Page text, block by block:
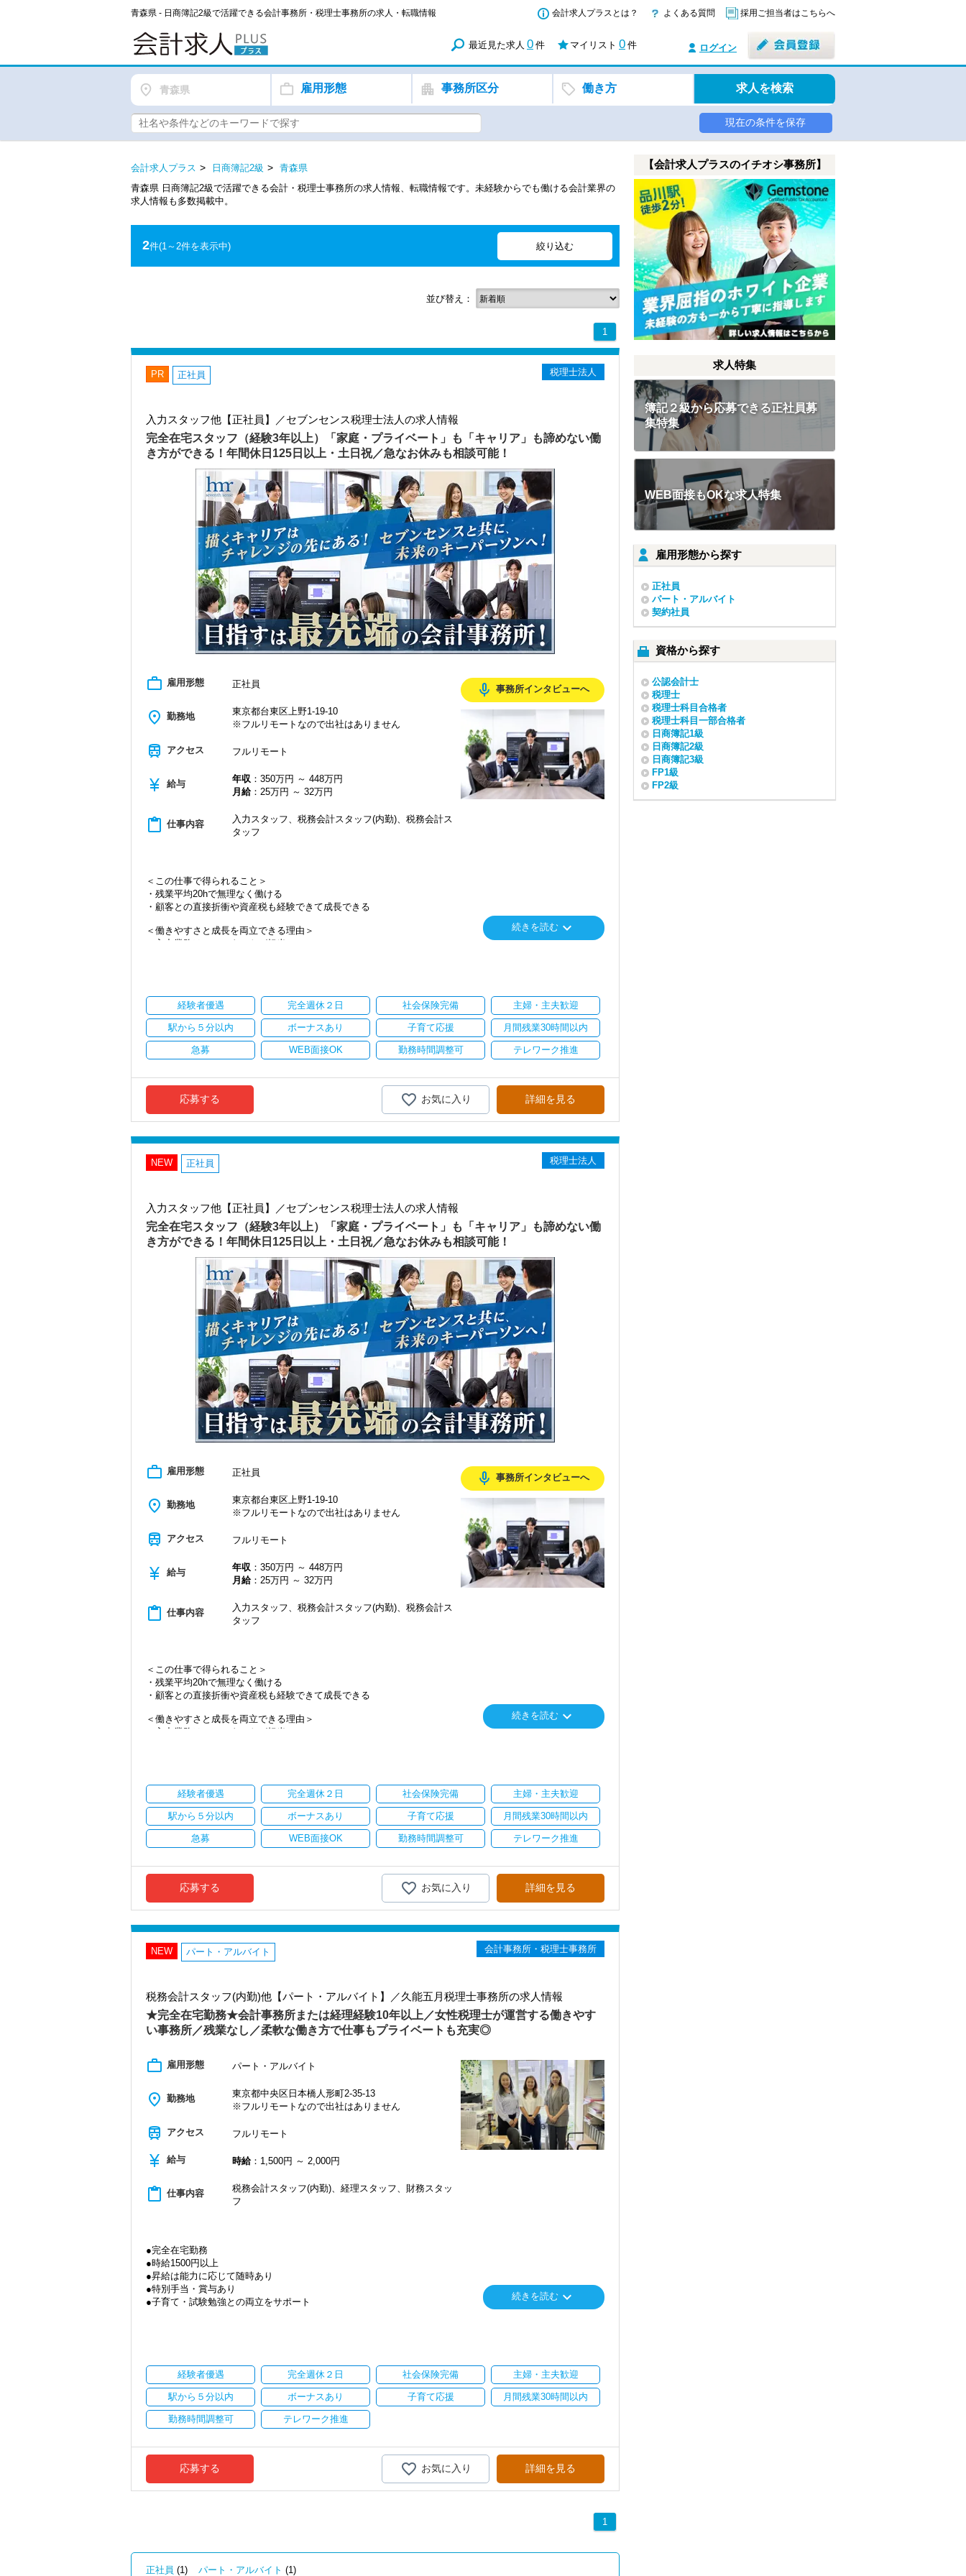
青森県 - 日商簿記2級で活躍できる会計事務所・税理士事務所の求人・転職情報 会計求人プラスとは？ よくある質問 採用ご担当者はこちらへ
最近見た求人 0 件 マイリスト 0 件 ログイン
青森県 雇用形態 事務所区分 働き方 求人を検索
現在の条件を保存
会計求人プラス 日商簿記2級
青森県
青森県 日商簿記2級で活躍できる会計・税理士事務所の求人情報、転職情報です。未経験からでも働ける会計業界の
求人情報も多数掲載中。
2件(1～2件を表示中)
並び替え：
1
PR 正社員 税理士法人
入力スタッフ他【正社員】／セブンセンス税理士法人の求人情報
完全在宅スタッフ（経験3年以上）「家庭・プライベート」も「キャリア」も諦めない働
き方ができる！年間休日125日以上・土日祝／急なお休みも相談可能！
work_outline 雇用形態 正社員
place 勤務地
東京都台東区上野1-19-10
※フルリモートなので出社はありません
train アクセス フルリモート
currency_yen 給与 年収 ：350万円 ～ 448万円
月給：25万円 ～ 32万円
content_paste 仕事内容
入力スタッフ、税務会計スタッフ(内勤)、税務会計ス
タッフ
mic_none 事務所インタビューへ
＜この仕事で得られること＞
・残業平均20hで無理なく働ける
・顧客との直接折衝や資産税も経験できて成長できる
＜働きやすさと成長を両立できる理由＞
・入力業務はアシスタントが担当
・顧客と直接折衝する機会が豊富
・経験値が自然と積み上がる環境
＜働きやすい環境＞
・有給取得率90％以上
・年間休日125日以上
・男性の育休取得率100％
・テレワーク導入済み
・全席デュアルモニタ完備
・クライアント2500社以上
・9割が紹介の安定基盤
・一般企業～医療・学校法人まで対応
・相続／事業承継／M&Aにも対応
＜成長中の税理士法人＞
・全国14拠点で事業展開
・従業員240名以上に拡大
・会計・税務・財務・労務まで対応
・専門家が在籍しワンストップ支援
＜学びを後押し＞
・書籍購入費／研修費は全額会社負担
・隔月で税法・実務の学習会あり
・資格取得を目指す社員が多数
＜募集の背景＞
・事業拡大に伴う増員募集
・組織力強化に向けた採用
・将来の中核人材を募集
＜先輩スタッフの声＞
A. さまざまな業務を任せてもらえるので、以前より成長スピードが上がったと感じています。
A. 上司や先輩に相談しやすく、風通しの良い職場だと感じています。
・税務経験を活かして成長したい方
・キャリアアップ志向のある方
・顧客対応や提案業務に挑戦したい方
・資産税など専門性を高めたい方
・事前に気軽な面談を実施
・仕事内容やキャリアを相談可
・ざっくばらんに質問OK
・入社時期は柔軟に対応
続きを読む keyboard_arrow_down
経験者優遇 完全週休２日 社会保険完備 主婦・主夫歓迎
駅から５分以内 ボーナスあり 子育て応援 月間残業30時間以内
急募 WEB面接OK 勤務時間調整可 テレワーク推進
応募する 詳細を見る
お気に入り
NEW 正社員 税理士法人
入力スタッフ他【正社員】／セブンセンス税理士法人の求人情報
完全在宅スタッフ（経験3年以上）「家庭・プライベート」も「キャリア」も諦めない働
き方ができる！年間休日125日以上・土日祝／急なお休みも相談可能！
work_outline 雇用形態 正社員
place 勤務地
東京都台東区上野1-19-10
※フルリモートなので出社はありません
train アクセス フルリモート
currency_yen 給与 年収 ：350万円 ～ 448万円
月給：25万円 ～ 32万円
content_paste 仕事内容
入力スタッフ、税務会計スタッフ(内勤)、税務会計ス
タッフ
mic_none 事務所インタビューへ
＜この仕事で得られること＞
・残業平均20hで無理なく働ける
・顧客との直接折衝や資産税も経験できて成長できる
＜働きやすさと成長を両立できる理由＞
・入力業務はアシスタントが担当
・顧客と直接折衝する機会が豊富
・経験値が自然と積み上がる環境
＜働きやすい環境＞
・有給取得率90％以上
・年間休日125日以上
・男性の育休取得率100％
・テレワーク導入済み
・全席デュアルモニタ完備
・クライアント2500社以上
・9割が紹介の安定基盤
・一般企業～医療・学校法人まで対応
・相続／事業承継／M&Aにも対応
＜成長中の税理士法人＞
・全国14拠点で事業展開
・会計・税務・財務・労務まで対応
・専門家が在籍しワンストップ支援
＜学びを後押し＞
・書籍購入費／研修費は全額会社負担
・隔月で税法・実務の学習会あり
・資格取得を目指す社員が多数
＜募集の背景＞
・組織力強化に向けた採用
・将来の中核人材を募集
A. 幅広い業務を経験できる点に魅力を感じ、入所を決めました。
Q. 実際に働いてみてどうですか？
A. さまざまな業務を任せてもらえるので、以前より成長スピードが上がったと感じています。
Q. 職場の雰囲気は？
・キャリアアップ志向のある方
・主体的に業務を進められる方
・顧客対応や提案業務に挑戦したい方
・資産税など専門性を高めたい方
・将来的にマネジメントに関わりたい方
＜まずはカジュアル面談へ＞
・事前に気軽な面談を実施
・仕事内容やキャリアを相談可
・ざっくばらんに質問OK
続きを読む keyboard_arrow_down
経験者優遇 完全週休２日 社会保険完備 主婦・主夫歓迎
駅から５分以内 ボーナスあり 子育て応援 月間残業30時間以内
急募 WEB面接OK 勤務時間調整可 テレワーク推進
応募する 詳細を見る
お気に入り
NEW パート・アルバイト 会計事務所・税理士事務所
税務会計スタッフ(内勤)他【パート・アルバイト】／久能五月税理士事務所の求人情報
★完全在宅勤務★会計事務所または経理経験10年以上／女性税理士が運営する働きやす
い事務所／残業なし／柔軟な働き方で仕事もプライベートも充実◎
work_outline 雇用形態 パート・アルバイト
place 勤務地
東京都中央区日本橋人形町2-35-13
※フルリモートなので出社はありません
train アクセス フルリモート
currency_yen 給与 時給：1,500円 ～ 2,000円
content_paste 仕事内容
税務会計スタッフ(内勤)、経理スタッフ、財務スタッ
フ
●完全在宅勤務
●時給1500円以上
●昇給は能力に応じて随時あり
●特別手当・賞与あり
●子育て・試験勉強との両立をサポート
現代では電子化が進んでいることから人も会社も生産性が求められており、当事務所でもDXを積極的に推進
しています。
職員一人ひとりの力がそのまま事業運営に直結するところで、個人事務所ならではの面白さと実感が当事務所
にはあります。
新しいチャレンジが沢山ありますので、飽きることなく経験を積み重ねることができます。
個人事務所ならではの自由な雰囲気で、気負いなく業務に向かっています。
職員同士の距離も近く、先輩へ相談しながら業務を覚えていくことができます。
パソコン作業になりますので、目や脳が疲れたら、お茶やお菓子で糖分補給もしながら、作業を進めていま
す。
【具体的な業務】
続きを読む keyboard_arrow_down
経験者優遇 完全週休２日 社会保険完備 主婦・主夫歓迎
駅から５分以内 ボーナスあり 子育て応援 月間残業30時間以内
勤務時間調整可 テレワーク推進
応募する 詳細を見る
お気に入り
1
正社員 (1) パート・アルバイト (1)
【会計求人プラスのイチオシ事務所】
求人特集
簿記２級から応募できる正社員募
集特集
WEB面接もOKな求人特集
雇用形態から探す
正社員
パート・アルバイト
契約社員
資格から探す
公認会計士
税理士
税理士科目合格者
税理士科目一部合格者
日商簿記1級
日商簿記2級
日商簿記3級
FP1級
FP2級